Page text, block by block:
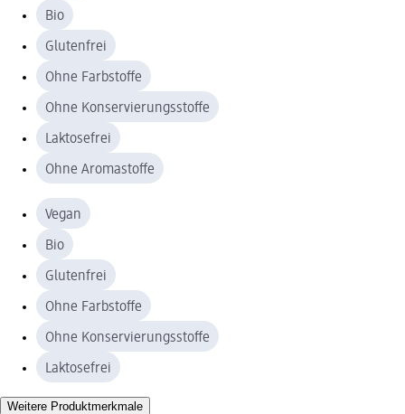
Bio
Glutenfrei
Ohne Farbstoffe
Ohne Konservierungsstoffe
Laktosefrei
Ohne Aromastoffe
Vegan
Bio
Glutenfrei
Ohne Farbstoffe
Ohne Konservierungsstoffe
Laktosefrei
Weitere Produktmerkmale